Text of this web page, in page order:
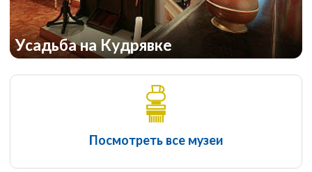
Усадьба на Кудрявке
Посмотреть все музеи